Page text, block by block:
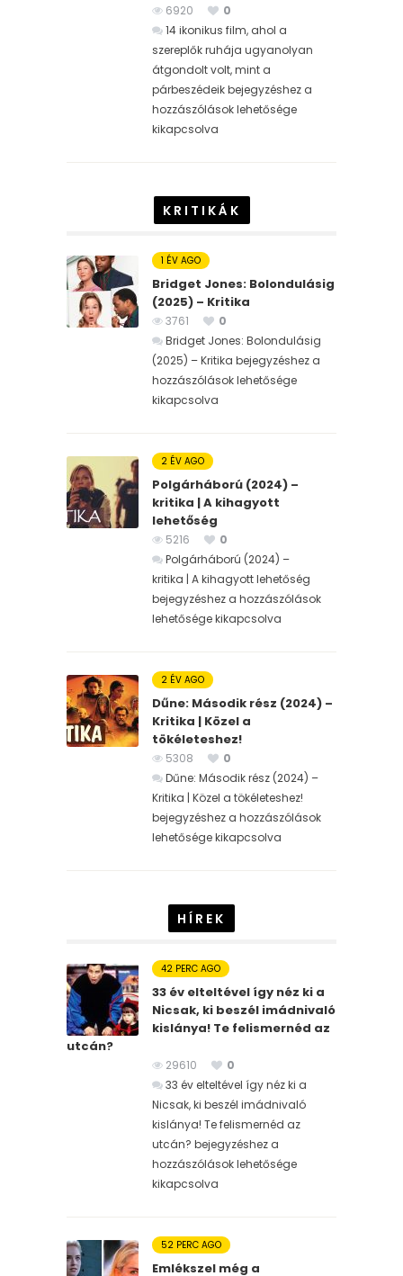
6920
0
14 ikonikus film, ahol a
szereplők ruhája ugyanolyan
átgondolt volt, mint a
párbeszédeik bejegyzéshez a
hozzászólások lehetősége
kikapcsolva
KRITIKÁK
1 ÉV AGO
Bridget Jones: Bolondulásig
(2025) – Kritika
3761
0
Bridget Jones: Bolondulásig
(2025) – Kritika bejegyzéshez a
hozzászólások lehetősége
kikapcsolva
2 ÉV AGO
Polgárháború (2024) –
kritika | A kihagyott
lehetőség
5216
0
Polgárháború (2024) –
kritika | A kihagyott lehetőség
bejegyzéshez a hozzászólások
lehetősége kikapcsolva
2 ÉV AGO
Dűne: Második rész (2024) –
Kritika | Közel a
tökéleteshez!
5308
0
Dűne: Második rész (2024) –
Kritika | Közel a tökéleteshez!
bejegyzéshez a hozzászólások
lehetősége kikapcsolva
HÍREK
42 PERC AGO
33 év elteltével így néz ki a
Nicsak, ki beszél imádnivaló
kislánya! Te felismernéd az
utcán?
29610
0
33 év elteltével így néz ki a
Nicsak, ki beszél imádnivaló
kislánya! Te felismernéd az
utcán? bejegyzéshez a
hozzászólások lehetősége
kikapcsolva
52 PERC AGO
Emlékszel még a